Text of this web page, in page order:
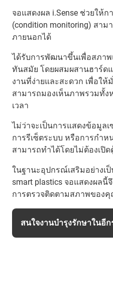
จอแสดงผล i.Sense ช่วยให้
(condition monitoring) สา
ภายนอกได้
ได้รับการพัฒนาขึ้นเพื่อสภา
ทันสมัย โดยผสมผสานฮาร์ด
งานที่ง่ายและสะดวก เพื่อใ
สามารถมองเห็นภาพรวมทั้
เวลา
ไม่ว่าจะเป็นการแสดงข้อมูล
การรีเซ็ตระบบ หรือการกำ
สามารถทำได้โดยไม่ต้องเปิ
ในฐานะอุปกรณ์เสริมอย่างเ
smart plastics จอแสดงผลนี้
การตรวจติดตามสภาพของ
สนใจงานบำรุงรักษาในอี